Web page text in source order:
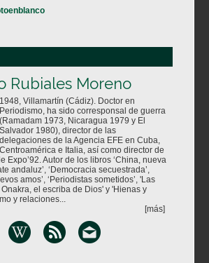
Rubiales Moreno
1948, Villamartín (Cádiz). Doctor en
Periodismo, ha sido corresponsal de guerra
(Ramadam 1973, Nicaragua 1979 y El
Salvador 1980), director de las
delegaciones de la Agencia EFE en Cuba,
Centroamérica e Italia, así como director de
Expo’92. Autor de los libros ‘China, nueva
andaluz’, ‘Democracia secuestrada’,
amos’, ‘Periodistas sometidos’, 'Las
el escriba de Dios' y 'Hienas y
y relaciones...
[más]